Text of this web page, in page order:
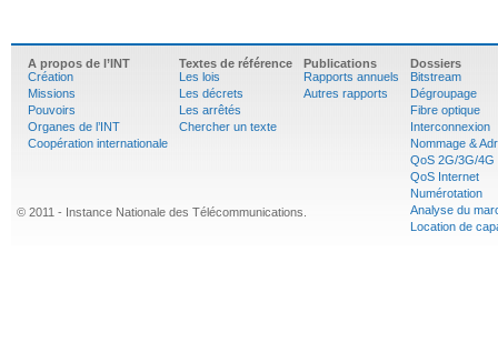
A propos de l’INT
Création
Missions
Pouvoirs
Organes de l’INT
Coopération internationale
Textes de référence
Les lois
Les décrets
Les arrêtés
Chercher un texte
Publications
Rapports annuels
Autres rapports
Dossiers
Bitstream
Dégroupage
Fibre optique
Interconnexion
Nommage &
QoS 2G/3G/4G
QoS Internet
Numérotation
Analyse du
Location de
© 2011 - Instance Nationale des Télécommunications.